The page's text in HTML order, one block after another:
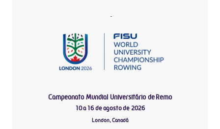
-
Campeonato Mundial Universitário de Remo
10 a 16 de agosto de 2026
London, Canadá